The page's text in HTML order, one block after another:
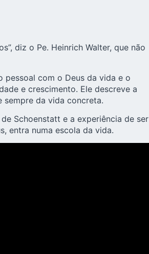
diz o Pe. Heinrich Walter, que não
pessoal com o Deus da vida e o
e crescimento. Ele descreve a
da vida concreta.
Schoenstatt e a experiência de ser
entra numa escola da vida.